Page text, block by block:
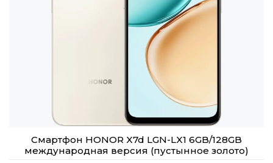
Смартфон HONOR X7d LGN-LX1 6GB/128GB
международная версия (пустынное золото)